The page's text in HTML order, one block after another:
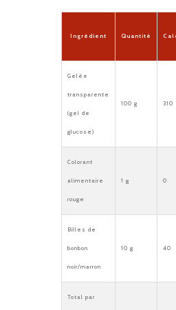
Ingrédient Quantité
Gelée
transparente
(gel de
glucose)
100 g 310
Colorant
alimentaire
rouge
1 g 0
Billes de
bonbon
noir/marron
10 g 40
Total par